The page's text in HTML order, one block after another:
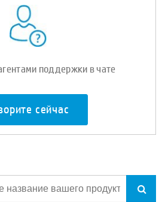
поддержки в чате
сейчас